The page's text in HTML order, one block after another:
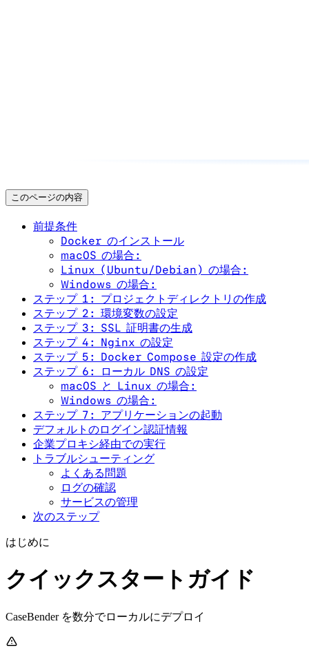
このページの内容
前提条件
Docker のインストール
macOS の場合:
Linux (Ubuntu/Debian) の場合:
Windows の場合:
ステップ 1: プロジェクトディレクトリの作成
ステップ 2: 環境変数の設定
ステップ 3: SSL 証明書の生成
ステップ 4: Nginx の設定
ステップ 5: Docker Compose 設定の作成
ステップ 6: ローカル DNS の設定
macOS と Linux の場合:
Windows の場合:
ステップ 7: アプリケーションの起動
デフォルトのログイン認証情報
企業プロキシ経由での実行
トラブルシューティング
よくある問題
ログの確認
サービスの管理
次のステップ
はじめに
クイックスタートガイド
CaseBender を数分でローカルにデプロイ